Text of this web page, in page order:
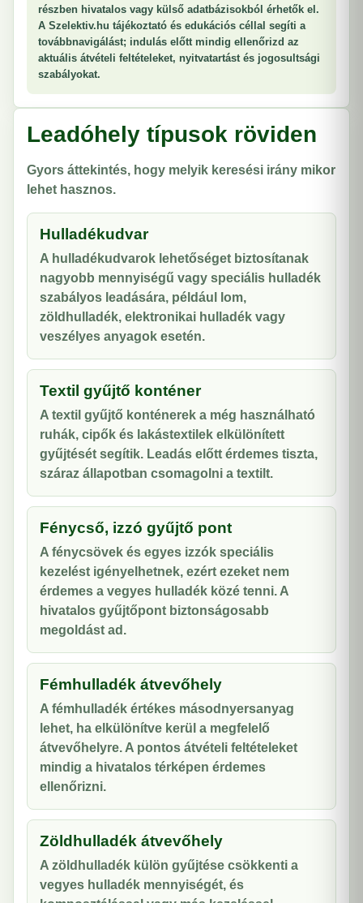
részben hivatalos vagy külső adatbázisokból érhetők el.
A Szelektiv.hu tájékoztató és edukációs céllal segíti a
továbbnavigálást; indulás előtt mindig ellenőrizd az
aktuális átvételi feltételeket, nyitvatartást és jogosultsági
szabályokat.
Leadóhely típusok röviden
Gyors áttekintés, hogy melyik keresési irány mikor
lehet hasznos.
Hulladékudvar
A hulladékudvarok lehetőséget biztosítanak
nagyobb mennyiségű vagy speciális hulladék
szabályos leadására, például lom,
zöldhulladék, elektronikai hulladék vagy
veszélyes anyagok esetén.
Textil gyűjtő konténer
A textil gyűjtő konténerek a még használható
ruhák, cipők és lakástextilek elkülönített
gyűjtését segítik. Leadás előtt érdemes tiszta,
száraz állapotban csomagolni a textilt.
Fénycső, izzó gyűjtő pont
A fénycsövek és egyes izzók speciális
kezelést igényelhetnek, ezért ezeket nem
érdemes a vegyes hulladék közé tenni. A
hivatalos gyűjtőpont biztonságosabb
megoldást ad.
Fémhulladék átvevőhely
A fémhulladék értékes másodnyersanyag
lehet, ha elkülönítve kerül a megfelelő
átvevőhelyre. A pontos átvételi feltételeket
mindig a hivatalos térképen érdemes
ellenőrizni.
Zöldhulladék átvevőhely
A zöldhulladék külön gyűjtése csökkenti a
vegyes hulladék mennyiségét, és